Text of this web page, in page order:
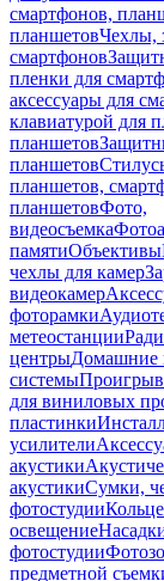
смартфонов,
планшетовЧехлы,
смартфонов
пленки для
аксессуары для
клавиатурой для
планшетов
планшетов
планшетов,
планшетовФото,
видеосъемка
памятиОбъективы
чехлы для камер
видеокамер
фоторамки
метеостанции
центрыДомашние
системы
для виниловых
пластинки
усилители
акустики
акустикиСумки,
фотостудии
освещение
фотостудии
предметной